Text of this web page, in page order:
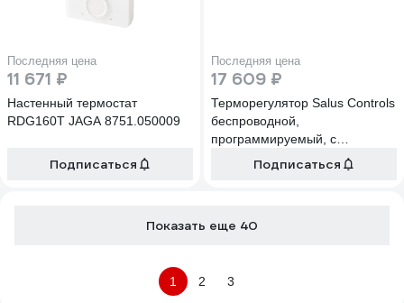
Последняя цена
11 671 ₽
Настенный термостат
RDG160T JAGA 8751.050009
Подписаться
Последняя цена
17 609 ₽
Терморегулятор Salus Controls
беспроводной,
программируемый, с
питанием на батарейках,
накладной RT520RF
Подписаться
Показать еще 40
1 2 3